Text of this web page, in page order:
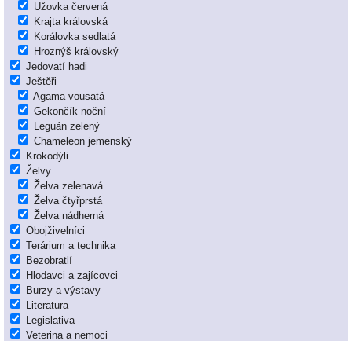
Užovka červená
Krajta královská
Korálovka sedlatá
Hroznýš královský
Jedovatí hadi
Ještěři
Agama vousatá
Gekončík noční
Leguán zelený
Chameleon jemenský
Krokodýli
Želvy
Želva zelenavá
Želva čtyřprstá
Želva nádherná
Obojživelníci
Terárium a technika
Bezobratlí
Hlodavci a zajícovci
Burzy a výstavy
Literatura
Legislativa
Veterina a nemoci